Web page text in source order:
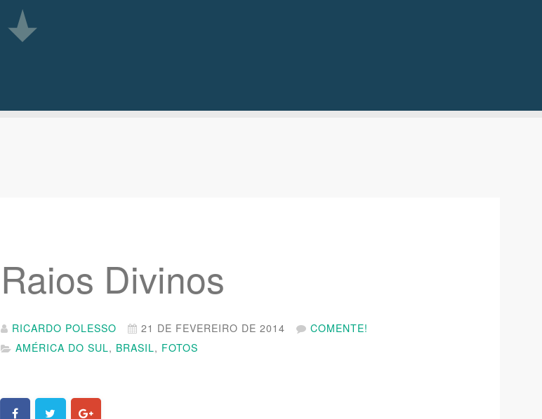
Raios Divinos
RICARDO POLESSO 21 DE FEVEREIRO DE 2014
COMENTE!
AMÉRICA DO SUL, BRASIL, FOTOS